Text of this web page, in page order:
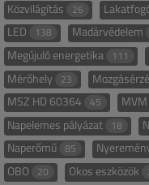
Közvilágítás 26
LED 138 Madárvédelem
Megújuló energetika 111
Mérőhely 23
MSZ HD 60364 45 MVM
Napelemes pályázat 18
Naperőmű 85
OBO 20 Okos eszközök